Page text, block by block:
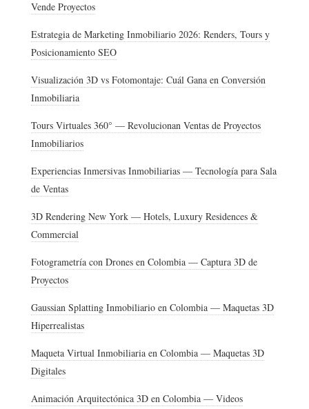
Vende Proyectos
Estrategia de Marketing Inmobiliario 2026: Renders, Tours y
Posicionamiento SEO
Visualización 3D vs Fotomontaje: Cuál Gana en Conversión
Inmobiliaria
Tours Virtuales 360° — Revolucionan Ventas de Proyectos
Inmobiliarios
Experiencias Inmersivas Inmobiliarias — Tecnología para Sala
de Ventas
3D Rendering New York — Hotels, Luxury Residences &
Commercial
Fotogrametría con Drones en Colombia — Captura 3D de
Proyectos
Gaussian Splatting Inmobiliario en Colombia — Maquetas 3D
Hiperrealistas
Maqueta Virtual Inmobiliaria en Colombia — Maquetas 3D
Digitales
Animación Arquitectónica 3D en Colombia — Videos